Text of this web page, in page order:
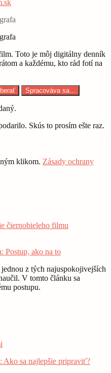
Toto je môj digitálny denník
a každému, kto rád fotí na
Spracováva sa...
Skús to prosím ešte raz.
klikom. Zásady ochrany
Postup, ako na to
z tých najuspokojivejších
V tomto článku sa
postupu.
Ako sa najlepšie pripraviť?